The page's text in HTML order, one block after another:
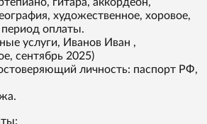
художественное, хоровое,
период оплаты.
услуги, Иванов Иван ,
сентябрь 2025)
личность: паспорт РФ,